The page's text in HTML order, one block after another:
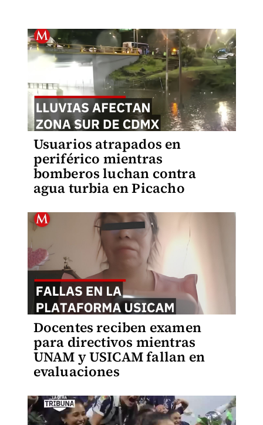
Usuarios atrapados en
periférico mientras
bomberos luchan contra
agua turbia en Picacho
Docentes reciben examen
para directivos mientras
UNAM y USICAM fallan en
evaluaciones